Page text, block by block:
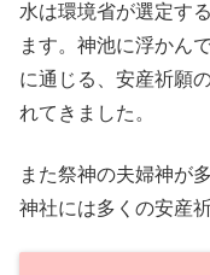
水は環境省が選定す
ます。神池に浮かん
に通じる、安産祈願
れてきました。
また祭神の夫婦神が
神社には多くの安産